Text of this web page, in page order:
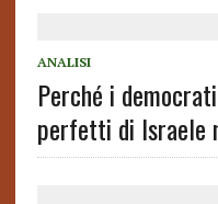
ANALISI
Perché i
perfetti di Israele